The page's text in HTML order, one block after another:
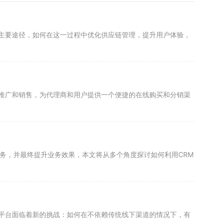
途径，如何在这一过程中优化供应链管理，提升用户体验，
和销售，为代理商和用户提供一个便捷的在线购买和分销渠
，并最终提升业务效果，本文将从多个角度探讨如何利用CRM
面临着新的挑战：如何在不依赖传统线下渠道的情况下，有